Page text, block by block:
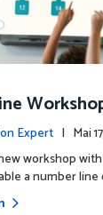
Expert | Mai
workshop
a number